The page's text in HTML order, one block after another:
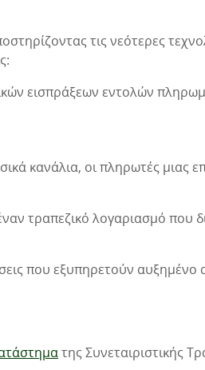
τις νεότερες
εισπράξεων εντολών
κανάλια, οι πληρωτές μιας
τραπεζικό λογαριασμό που
που εξυπηρετούν
της Συνεταιριστικής